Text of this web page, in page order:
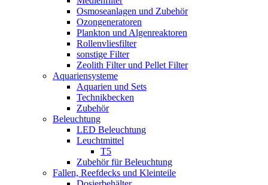
Osmoseanlagen und Zubehör
Ozongeneratoren
Plankton und Algenreaktoren
Rollenvliesfilter
sonstige Filter
Zeolith Filter und Pellet Filter
Aquariensysteme
Aquarien und Sets
Technikbecken
Zubehör
Beleuchtung
LED Beleuchtung
Leuchtmittel
T5
Zubehör für Beleuchtung
Fallen, Reefdecks und Kleinteile